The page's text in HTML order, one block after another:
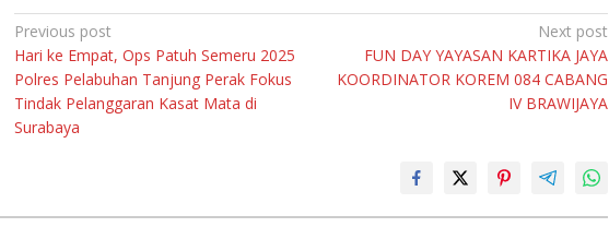
Navigasi
pos
Previous post
Hari ke Empat, Ops Patuh Semeru 2025
Polres Pelabuhan Tanjung Perak Fokus
Tindak Pelanggaran Kasat Mata di
Surabaya
Next post
FUN DAY YAYASAN KARTIKA JAYA
KOORDINATOR KOREM 084 CABANG
IV BRAWIJAYA